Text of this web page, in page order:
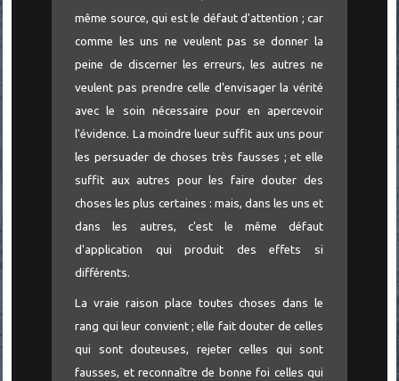
même source, qui est le défaut d'attention ; car
comme les uns ne veulent pas se donner la
peine de discerner les erreurs, les autres ne
veulent pas prendre celle d'envisager la vérité
avec le soin nécessaire pour en apercevoir
l'évidence. La moindre lueur suffit aux uns pour
les persuader de choses très fausses ; et elle
suffit aux autres pour les faire douter des
choses les plus certaines : mais, dans les uns et
dans les autres, c'est le même défaut
d'application qui produit des effets si
différents.
La vraie raison place toutes choses dans le
rang qui leur convient ; elle fait douter de celles
qui sont douteuses, rejeter celles qui sont
fausses, et reconnaître de bonne foi celles qui